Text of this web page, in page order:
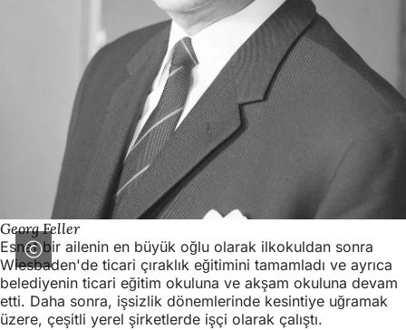
Georg Feller
Esnaf bir ailenin en büyük oğlu olarak ilkokuldan sonra
Wiesbaden'de ticari çıraklık eğitimini tamamladı ve ayrıca
belediyenin ticari eğitim okuluna ve akşam okuluna devam
etti. Daha sonra, işsizlik dönemlerinde kesintiye uğramak
üzere, çeşitli yerel şirketlerde işçi olarak çalıştı.